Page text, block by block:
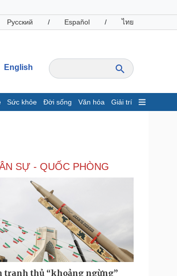
Русский / Español / ไทย
English
Sức khỏe Đời sống Văn hóa Giải trí
Chứng khoán
nghiệp
Công nghệ
Sành điệu
Tin Công nghệ
Trải nghiệm
Chuyển đổi số
SỰ - QUỐC PHÒNG
tranh thủ “khoảng ngừng”